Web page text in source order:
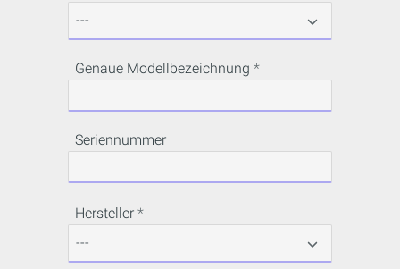
Genaue Modellbezeichnung
Seriennummer
Hersteller